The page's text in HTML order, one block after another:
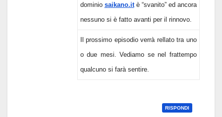
dominio saikano.itè “svanito” ed ancora
nessuno si è fatto avanti per il rinnovo.
Il prossimo episodio verrà rellato tra uno
o due mesi. Vediamo se nel frattempo
qualcuno si farà sentire.
RISPONDI